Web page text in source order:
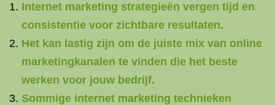
Internet marketing strategieën vergen tijd en
consistentie voor zichtbare resultaten.
Het kan lastig zijn om de juiste mix van online
marketingkanalen te vinden die het beste
werken voor jouw bedrijf.
Sommige internet marketing technieken